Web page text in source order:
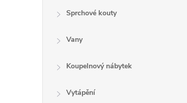
Sprchové kouty
Vany
Koupelnový nábytek
Vytápění